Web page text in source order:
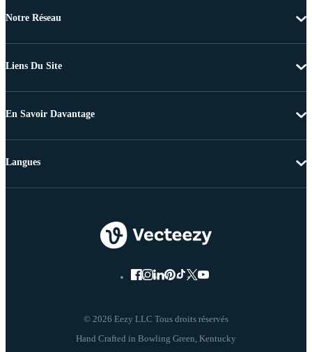
Notre Réseau
Liens Du Site
En Savoir Davantage
© 2026 Eezy LLC Tous droits réservés
Langues